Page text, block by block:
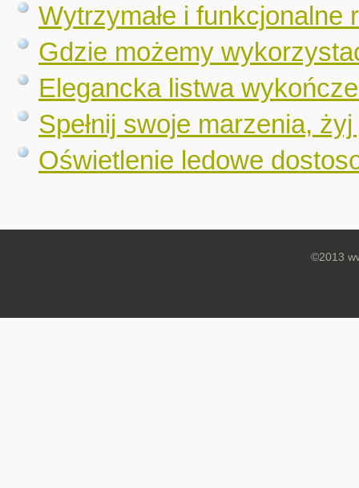
Wytrzymałe i funkcjonalne
Gdzie możemy
Elegancka listwa
Spełnij swoje marzenia,
Oświetlenie ledowe
©2013